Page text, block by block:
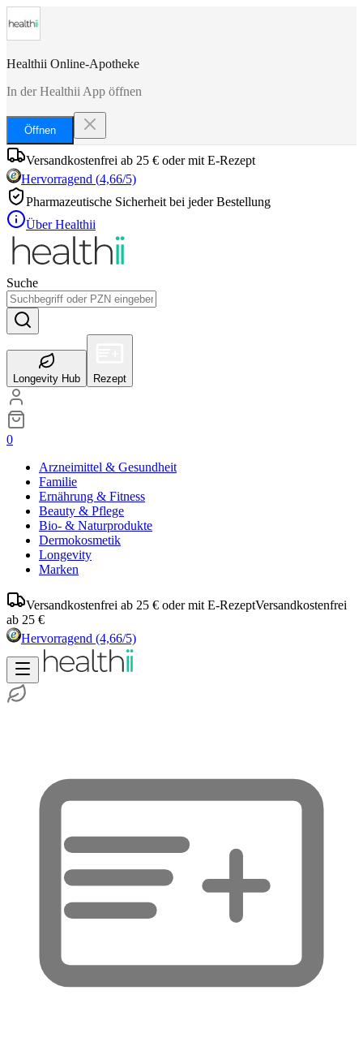
Healthii Online-Apotheke
In der Healthii App öffnen
Öffnen
Versandkostenfrei ab 25 € oder mit E-Rezept
Hervorragend (4,66/5)
Pharmazeutische Sicherheit bei jeder Bestellung
Über Healthii
Suche
Longevity Hub Rezept
0
Arzneimittel & Gesundheit
Familie
Ernährung & Fitness
Beauty & Pflege
Bio- & Naturprodukte
Dermokosmetik
Longevity
Marken
Versandkostenfrei ab 25 € oder mit E-RezeptVersandkostenfrei
ab 25 €
Hervorragend (4,66/5)